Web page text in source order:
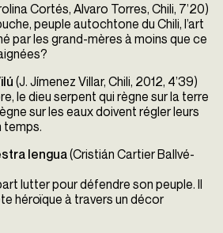
Cortés, Alvaro Torres, Chili, 7’20)
peuple autochtone du Chili, l’art
par les grand-mères à moins que ce
(J. Jímenez Villar, Chili, 2012, 4’39)
le dieu serpent qui règne sur la terre
sur les eaux doivent régler leurs
temps.
lengua(Cristián CartierBallvé-
lutter pour défendre son peuple. Il
héroïque à travers un décor